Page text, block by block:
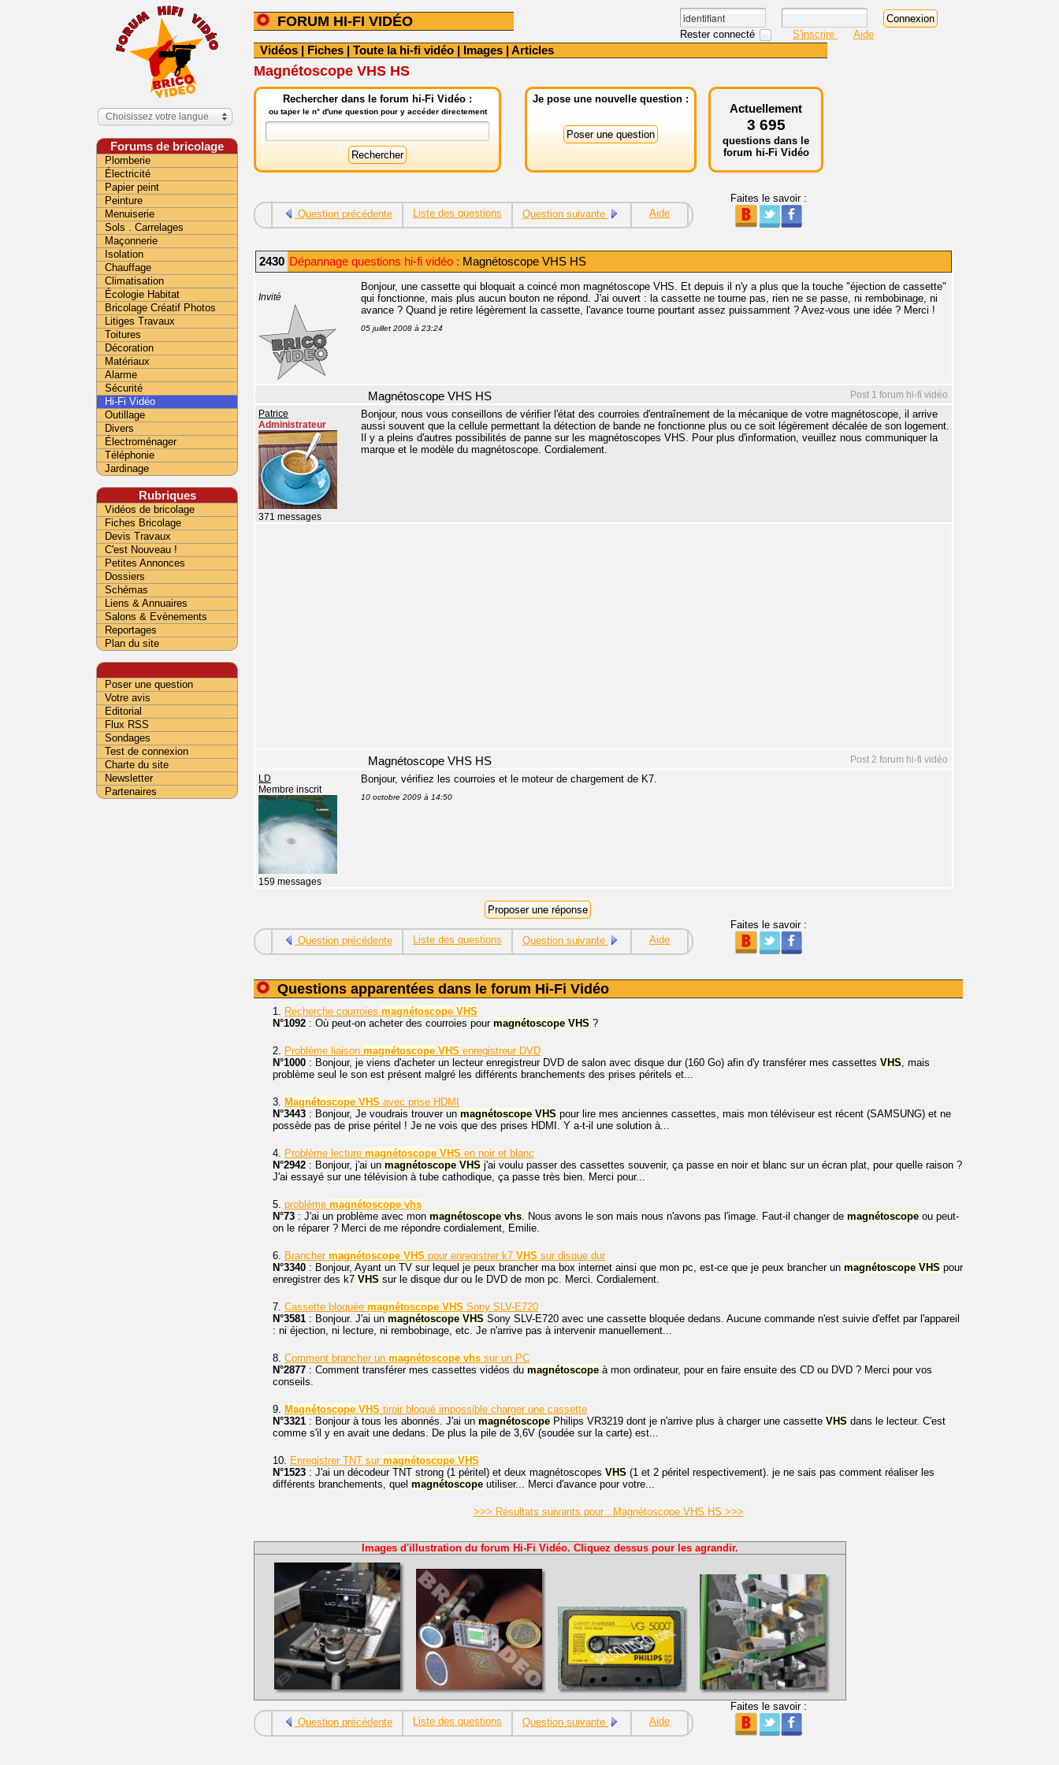
FORUM HI-FI VIDÉO
Rester connecté S'inscrire Aide
Vidéos | Fiches | Toute la hi-fi vidéo | Images | Articles
Magnétoscope VHS HS
Rechercher dans le forum hi-Fi Vidéo :
ou taper le n° d'une question pour y accéder directement
Je pose une nouvelle question :
Actuellement
3 695
questions dans le
forum hi-Fi Vidéo
Question précédente Liste des questions Question suivante Aide
Faites le savoir :
2430 Dépannage questions hi-fi vidéo : Magnétoscope VHS HS
Invité
Bonjour, une cassette qui bloquait a coincé mon magnétoscope VHS. Et depuis il n'y a plus que la touche "éjection de cassette"
qui fonctionne, mais plus aucun bouton ne répond. J'ai ouvert : la cassette ne tourne pas, rien ne se passe, ni rembobinage, ni
avance ? Quand je retire légèrement la cassette, l'avance tourne pourtant assez puissamment ? Avez-vous une idée ? Merci !
05 juillet 2008 à 23:24
Post 1 forum hi-fi vidéo
Magnétoscope VHS HS
Patrice
Administrateur
371 messages
Bonjour, nous vous conseillons de vérifier l'état des courroies d'entraînement de la mécanique de votre magnétoscope, il arrive
aussi souvent que la cellule permettant la détection de bande ne fonctionne plus ou ce soit légèrement décalée de son logement.
Il y a pleins d'autres possibilités de panne sur les magnétoscopes VHS. Pour plus d'information, veuillez nous communiquer la
marque et le modèle du magnétoscope. Cordialement.
Post 2 forum hi-fi vidéo
Magnétoscope VHS HS
LD
Membre inscrit
159 messages
Bonjour, vérifiez les courroies et le moteur de chargement de K7.
10 octobre 2009 à 14:50
Question précédente Liste des questions Question suivante Aide
Faites le savoir :
Questions apparentées dans le forum Hi-Fi Vidéo
1. Recherche courroies magnétoscope VHS
N°1092 : Où peut-on acheter des courroies pour magnétoscope VHS ?
2. Problème liaison magnétoscope VHS enregistreur DVD
N°1000 : Bonjour, je viens d'acheter un lecteur enregistreur DVD de salon avec disque dur (160 Go) afin d'y transférer mes cassettes VHS, mais
problème seul le son est présent malgré les différents branchements des prises péritels et...
3. Magnétoscope VHS avec prise HDMI
N°3443 : Bonjour, Je voudrais trouver un magnétoscope VHS pour lire mes anciennes cassettes, mais mon téléviseur est récent (SAMSUNG) et ne
possède pas de prise péritel ! Je ne vois que des prises HDMI. Y a-t-il une solution à...
4. Problème lecture magnétoscope VHS en noir et blanc
N°2942 : Bonjour, j'ai un magnétoscope VHS j'ai voulu passer des cassettes souvenir, ça passe en noir et blanc sur un écran plat, pour quelle raison ?
J'ai essayé sur une télévision à tube cathodique, ça passe très bien. Merci pour...
5. problème magnétoscope vhs
N°73 : J'ai un problème avec mon magnétoscope vhs. Nous avons le son mais nous n'avons pas l'image. Faut-il changer de magnétoscope ou peut-
on le réparer ? Merci de me répondre cordialement, Emilie.
6. Brancher magnétoscope VHS pour enregistrer k7 VHS sur disque dur
N°3340 : Bonjour, Ayant un TV sur lequel je peux brancher ma box internet ainsi que mon pc, est-ce que je peux brancher un magnétoscope VHS pour
enregistrer des k7 VHS sur le disque dur ou le DVD de mon pc. Merci. Cordialement.
7. Cassette bloquée magnétoscope VHS Sony SLV-E720
N°3581 : Bonjour. J'ai un magnétoscope VHS Sony SLV-E720 avec une cassette bloquée dedans. Aucune commande n'est suivie d'effet par l'appareil
: ni éjection, ni lecture, ni rembobinage, etc. Je n'arrive pas à intervenir manuellement...
8. Comment brancher un magnétoscope vhs sur un PC
N°2877 : Comment transférer mes cassettes vidéos du magnétoscope à mon ordinateur, pour en faire ensuite des CD ou DVD ? Merci pour vos
conseils.
9. Magnétoscope VHS tiroir bloqué impossible charger une cassette
N°3321 : Bonjour à tous les abonnés. J'ai un magnétoscope Philips VR3219 dont je n'arrive plus à charger une cassette VHS dans le lecteur. C'est
comme s'il y en avait une dedans. De plus la pile de 3,6V (soudée sur la carte) est...
10. Enregistrer TNT sur magnétoscope VHS
N°1523 : J'ai un décodeur TNT strong (1 péritel) et deux magnétoscopes VHS (1 et 2 péritel respectivement). je ne sais pas comment réaliser les
différents branchements, quel magnétoscope utiliser... Merci d'avance pour votre...
>>> Résultats suivants pour : Magnétoscope VHS HS >>>
Images d'illustration du forum Hi-Fi Vidéo. Cliquez dessus pour les agrandir.
Question précédente Liste des questions Question suivante Aide
Faites le savoir :
Choisissez votre langue
Forums de bricolage
Plomberie
Électricité
Papier peint
Peinture
Menuiserie
Sols . Carrelages
Maçonnerie
Isolation
Chauffage
Climatisation
Écologie Habitat
Bricolage Créatif Photos
Litiges Travaux
Toitures
Décoration
Matériaux
Alarme
Sécurité
Hi-Fi Vidéo
Outillage
Divers
Électroménager
Téléphonie
Jardinage
Rubriques
Vidéos de bricolage
Fiches Bricolage
Devis Travaux
C'est Nouveau !
Petites Annonces
Dossiers
Schémas
Liens & Annuaires
Salons & Evènements
Reportages
Plan du site
Poser une question
Votre avis
Editorial
Flux RSS
Sondages
Test de connexion
Charte du site
Newsletter
Partenaires